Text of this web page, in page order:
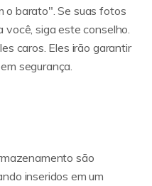
o barato". Se suas fotos
siga este conselho.
caros. Eles irão garantir
segurança.
são
inseridos em um